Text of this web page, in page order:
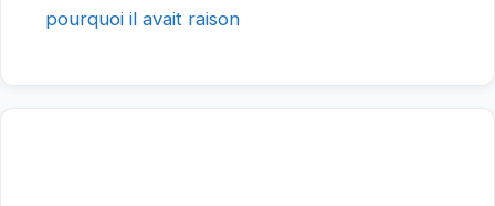
pourquoi il avait raison